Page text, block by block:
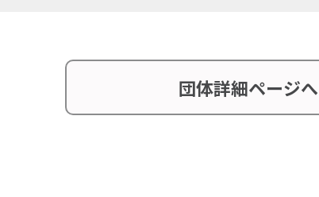
団体詳細ページへ